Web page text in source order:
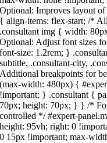
Optional: Improves layout
{ align-items: flex-start; /*
.consultant img { width:
Optional: Adjust font sizes
font-size: 1.2rem; }
subtitle, .consultant-city,
Additional breakpoints for
(max-width: 480px) {
!important; } .consultant {
70px; height: 70px; } } /*
controlled */ #expert-
height: 95vh; right: 0
0 15px !important; max-